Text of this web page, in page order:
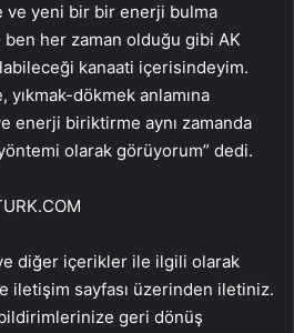
yeni bir bir enerji bulma
her zaman olduğu gibi AK
kanaati içerisindeyim.
dökmek anlamına
enerji biriktirme aynı zamanda
olarak görüyorum” dedi.
diğer içerikler ile ilgili olarak
iletişim sayfası üzerinden iletiniz.
geri dönüş